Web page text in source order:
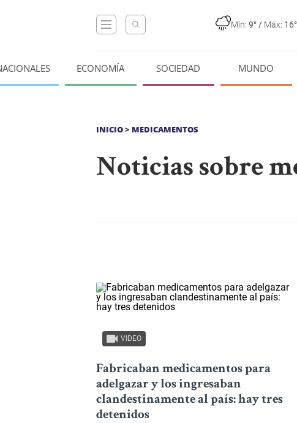
Mín: 9° / Máx: 16°
ECONOMÍA SOCIEDAD MUNDO
INICIO> MEDICAMENTOS
Noticias sobre
VIDEO
Fabricaban medicamentos para
adelgazar y los ingresaban
clandestinamente al país: hay tres
detenidos